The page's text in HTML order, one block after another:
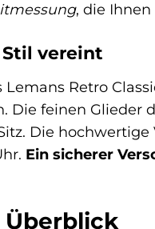
, die Ihnen
vereint
Retro
Die feinen Glieder
Die
Ein sicherer
Überblick